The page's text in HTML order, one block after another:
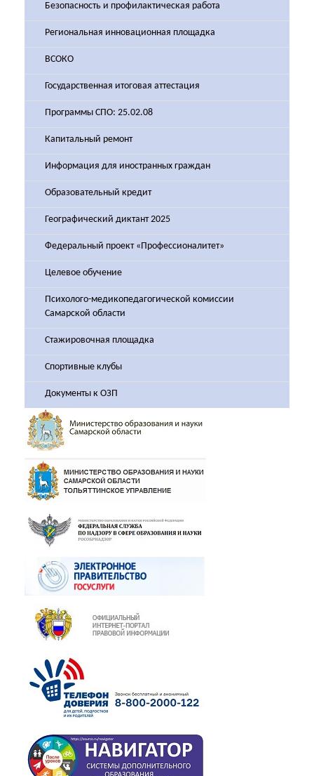
Безопасность и профилактическая работа
Региональная инновационная площадка
ВСОКО
Государственная итоговая аттестация
Программы СПО: 25.02.08
Капитальный ремонт
Информация для иностранных граждан
Образовательный кредит
Географический диктант 2025
Федеральный проект «Профессионалитет»
Целевое обучение
Психолого-медикопедагогической комиссии
Самарской области
Стажировочная площадка
Спортивные клубы
Документы к ОЗП